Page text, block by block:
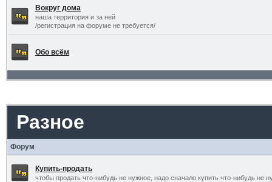
Вокруг дома
наша территория и за ней
/регистрация на форуме не требуется/
Обо всём
Разное
Форум
Купить-продать
чтобы продать что-нибудь не нужное, надо сначало купить что-нибудь не